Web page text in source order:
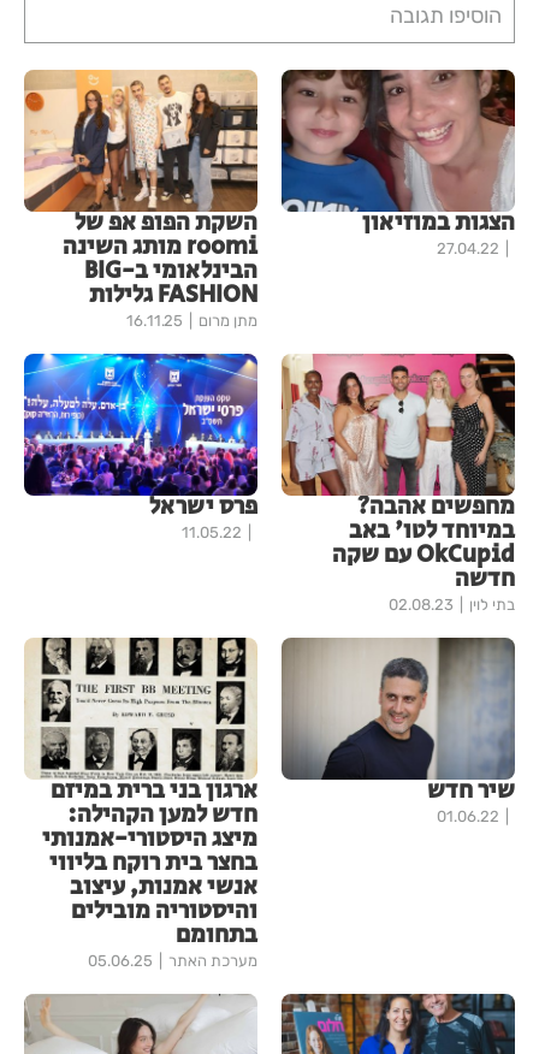
הוסיפו תגובה
הצגות במוזיאון
27.04.22
השקת הפופ אפ של
roomi מותג השינה
הבינלאומי ב-BIG
FASHION גלילות
מתן מרום 16.11.25
מחפשים אהבה?
במיוחד לטו' באב
OkCupid עם שקה
חדשה
בתי לוין 02.08.23
פרס ישראל
11.05.22
שיר חדש
01.06.22
ארגון בני ברית במיזם
חדש למען הקהילה:
מיצג היסטורי-אמנותי
בחצר בית רוקח בליווי
אנשי אמנות, עיצוב
והיסטוריה מובילים
בתחומם
מערכת האתר 05.06.25